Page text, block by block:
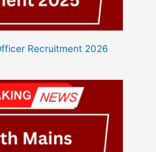
Recruitment 2026